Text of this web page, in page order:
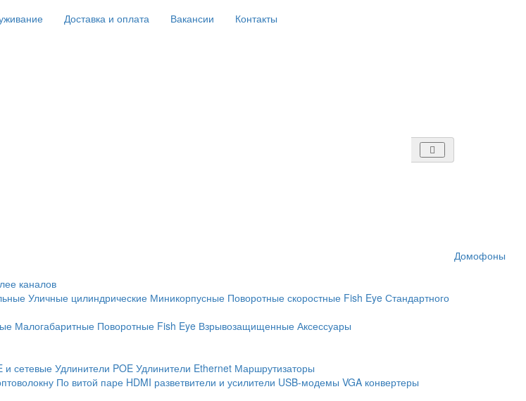
Доставка и оплата Вакансии Контакты
Домофоны
каналов
Уличные цилиндрические Миникорпусные Поворотные скоростные Fish Eye Стандартного
Малогабаритные Поворотные Fish Eye Взрывозащищенные Аксессуары
и сетевые Удлинители POE Удлинители Ethernet Маршрутизаторы
По витой паре HDMI разветвители и усилители USB-модемы VGA конвертеры